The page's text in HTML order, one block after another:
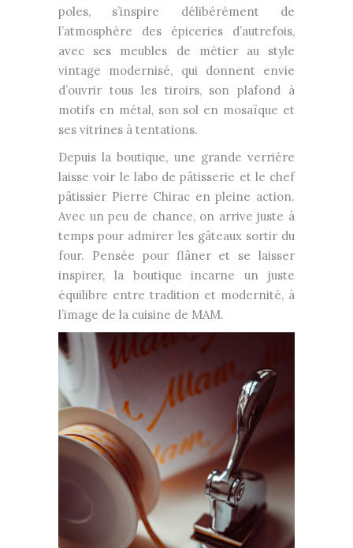
poles, s’inspire délibérément de
l’atmosphère des épiceries d’autrefois,
avec ses meubles de métier au style
vintage modernisé, qui donnent envie
d’ouvrir tous les tiroirs, son plafond à
motifs en métal, son sol en mosaïque et
ses vitrines à tentations.
Depuis la boutique, une grande verrière
laisse voir le labo de pâtisserie et le chef
pâtissier Pierre Chirac en pleine action.
Avec un peu de chance, on arrive juste à
temps pour admirer les gâteaux sortir du
four. Pensée pour flâner et se laisser
inspirer, la boutique incarne un juste
équilibre entre tradition et modernité, à
l’image de la cuisine de MAM.